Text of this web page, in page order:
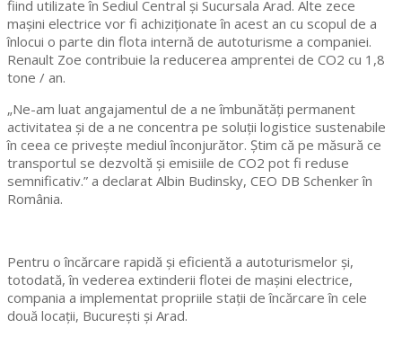
fiind utilizate în Sediul Central şi Sucursala Arad. Alte zece
maşini electrice vor fi achiziţionate în acest an cu scopul de a
înlocui o parte din flota internă de autoturisme a companiei.
Renault Zoe contribuie la reducerea amprentei de CO2 cu 1,8
tone / an.
„Ne-am luat angajamentul de a ne îmbunătăţi permanent
activitatea şi de a ne concentra pe soluţii logistice sustenabile
în ceea ce priveşte mediul înconjurător. Ştim că pe măsură ce
transportul se dezvoltă şi emisiile de CO2 pot fi reduse
semnificativ.” a declarat Albin Budinsky, CEO DB Schenker în
România.
Pentru o încărcare rapidă şi eficientă a autoturismelor şi,
totodată, în vederea extinderii flotei de maşini electrice,
compania a implementat propriile staţii de încărcare în cele
două locaţii, Bucureşti şi Arad.